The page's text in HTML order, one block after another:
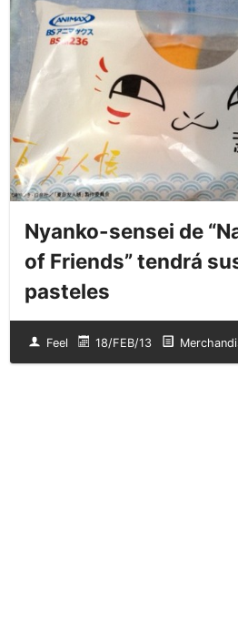
Nyanko-sensei de
of Friends” tendrá
pasteles
Feel 18/FEB/13